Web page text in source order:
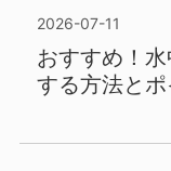
2026-07-11
おすすめ！
する方法とポ